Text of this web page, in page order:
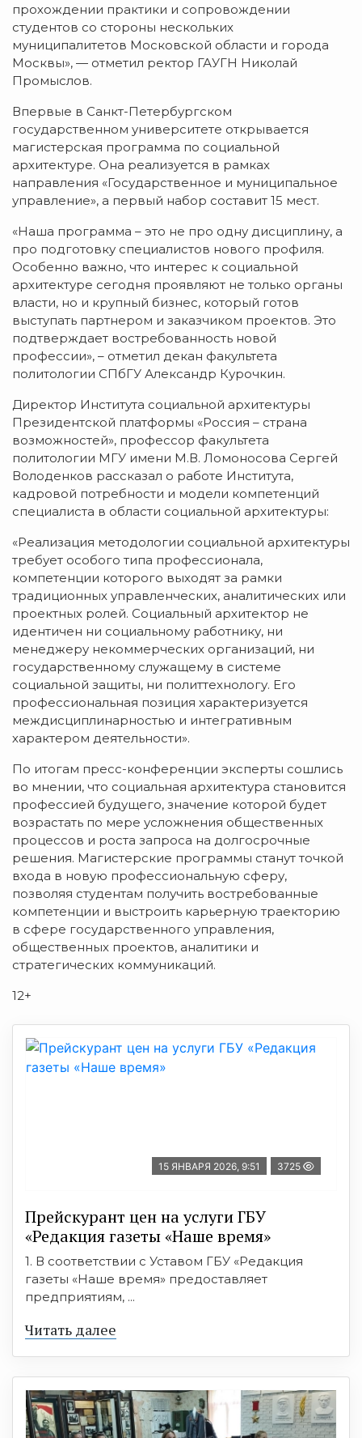
прохождении практики и сопровождении
студентов со стороны нескольких
муниципалитетов Московской области и города
Москвы», — отметил ректор ГАУГН Николай
Промыслов.
Впервые в Санкт-Петербургском
государственном университете открывается
магистерская программа по социальной
архитектуре. Она реализуется в рамках
направления «Государственное и муниципальное
управление», а первый набор составит 15 мест.
«Наша программа – это не про одну дисциплину, а
про подготовку специалистов нового профиля.
Особенно важно, что интерес к социальной
архитектуре сегодня проявляют не только органы
власти, но и крупный бизнес, который готов
выступать партнером и заказчиком проектов. Это
подтверждает востребованность новой
профессии», – отметил декан факультета
политологии СПбГУ Александр Курочкин.
Директор Института социальной архитектуры
Президентской платформы «Россия – страна
возможностей», профессор факультета
политологии МГУ имени М.В. Ломоносова Сергей
Володенков рассказал о работе Института,
кадровой потребности и модели компетенций
специалиста в области социальной архитектуры:
«Реализация методологии социальной архитектуры
требует особого типа профессионала,
компетенции которого выходят за рамки
традиционных управленческих, аналитических или
проектных ролей. Социальный архитектор не
идентичен ни социальному работнику, ни
менеджеру некоммерческих организаций, ни
государственному служащему в системе
социальной защиты, ни политтехнологу. Его
профессиональная позиция характеризуется
междисциплинарностью и интегративным
характером деятельности».
По итогам пресс-конференции эксперты сошлись
во мнении, что социальная архитектура становится
профессией будущего, значение которой будет
возрастать по мере усложнения общественных
процессов и роста запроса на долгосрочные
решения. Магистерские программы станут точкой
входа в новую профессиональную сферу,
позволяя студентам получить востребованные
компетенции и выстроить карьерную траекторию
в сфере государственного управления,
общественных проектов, аналитики и
стратегических коммуникаций.
12+
15 ЯНВАРЯ 2026, 9:51 3725
Прейскурант цен на услуги ГБУ
«Редакция газеты «Наше время»
1. В соответствии с Уставом ГБУ «Редакция
газеты «Наше время» предоставляет
предприятиям, ...
Читать далее